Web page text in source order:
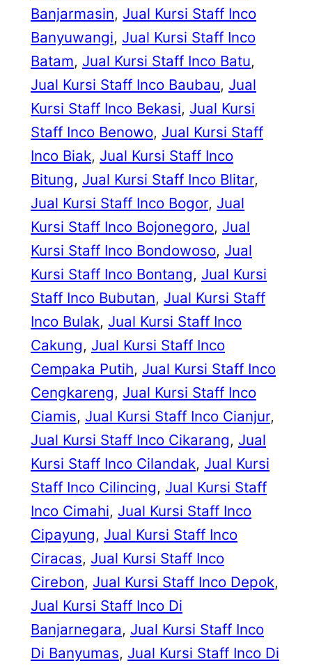
Banjarmasin, Jual Kursi Staff Inco
Banyuwangi, Jual Kursi Staff Inco
Batam, Jual Kursi Staff Inco Batu
Jual Kursi Staff Inco Baubau, Jual
Kursi Staff Inco Bekasi, Jual Kursi
Staff Inco Benowo, Jual Kursi Staff
Inco Biak, Jual Kursi Staff Inco
Bitung, Jual Kursi Staff Inco Blitar
Jual Kursi Staff Inco Bogor, Jual
Kursi Staff Inco Bojonegoro, Jual
Kursi Staff Inco Bondowoso, Jual
Kursi Staff Inco Bontang, Jual Kursi
Staff Inco Bubutan, Jual Kursi Staff
Inco Bulak, Jual Kursi Staff Inco
Cakung, Jual Kursi Staff Inco
Cempaka Putih, Jual Kursi Staff Inco
Cengkareng, Jual Kursi Staff Inco
Ciamis, Jual Kursi Staff Inco Cianjur
Jual Kursi Staff Inco Cikarang, Jual
Kursi Staff Inco Cilandak, Jual Kursi
Staff Inco Cilincing, Jual Kursi Staff
Inco Cimahi, Jual Kursi Staff Inco
Cipayung, Jual Kursi Staff Inco
Ciracas, Jual Kursi Staff Inco
Cirebon, Jual Kursi Staff Inco Depok
Jual Kursi Staff Inco Di
Banjarnegara, Jual Kursi Staff Inco
Di Banyumas, Jual Kursi Staff Inco Di